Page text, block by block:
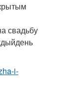
свадьбу
i-